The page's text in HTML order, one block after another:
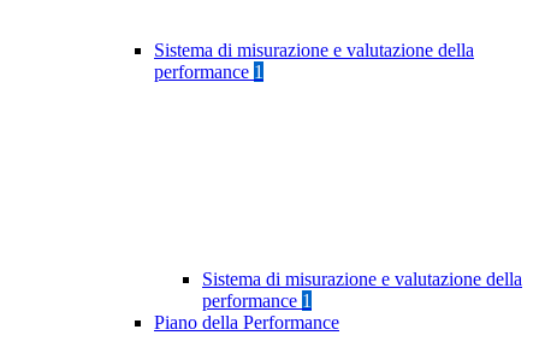
Sistema di misurazione e valutazione della
performance 1
Sistema di misurazione e valutazione della
performance 1
Piano della Performance